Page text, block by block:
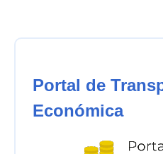
Portal de
Económica